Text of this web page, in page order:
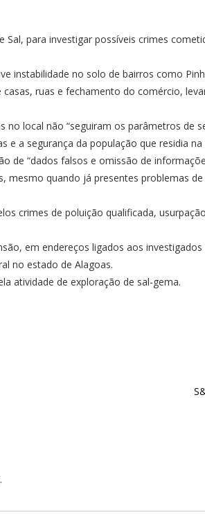
para investigar possíveis crimes
instabilidade no solo de bairros como
ruas e fechamento do comércio,
no local não “seguiram os parâmetros de
a segurança da população que residia na
de “dados falsos e omissão de
quando já presentes problemas
crimes de poluição qualificada,
em endereços ligados aos
no estado de Alagoas.
atividade de exploração de sal-gema.